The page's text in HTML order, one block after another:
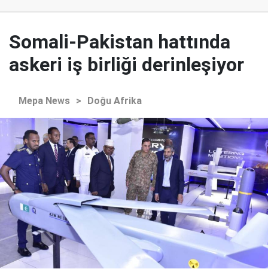
Somali-Pakistan hattında
askeri iş birliği derinleşiyor
Mepa News > Doğu Afrika